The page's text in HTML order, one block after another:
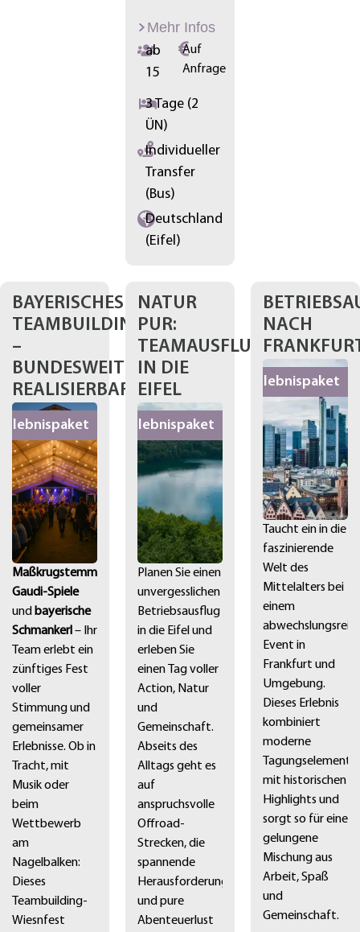
Mehr Infos
ab
15
Auf
Anfrage
3 Tage (2
ÜN)
Individueller
Transfer
(Bus)
Deutschland
(Eifel)
BAYERISCHES
TEAMBUILDING
–
BUNDESWEIT
REALISIERBAR
Erlebnispaket
Maßkrugstemmen,
Gaudi-Spiele
und bayerische
Schmankerl – Ihr
Team erlebt ein
zünftiges Fest
voller
Stimmung und
gemeinsamer
Erlebnisse. Ob in
Tracht, mit
Musik oder
beim
Wettbewerb
am
Nagelbalken:
Dieses
Teambuilding-
Wiesnfest
NATUR
PUR:
TEAMAUSFLUG
IN DIE
EIFEL
Erlebnispaket
Planen Sie einen
unvergesslichen
Betriebsausflug
in die Eifel und
erleben Sie
einen Tag voller
Action, Natur
und
Gemeinschaft.
Abseits des
Alltags geht es
auf
anspruchsvolle
Offroad-
Strecken, die
spannende
Herausforderungen
und pure
Abenteuerlust
NACH
Erlebnispaket
Taucht ein in die
faszinierende
Welt des
Mittelalters bei
einem
Event in
Frankfurt und
Umgebung.
Dieses Erlebnis
kombiniert
moderne
Tagungselemente
mit historischen
Highlights und
sorgt so für eine
gelungene
Mischung aus
Arbeit, Spaß
und
Gemeinschaft.